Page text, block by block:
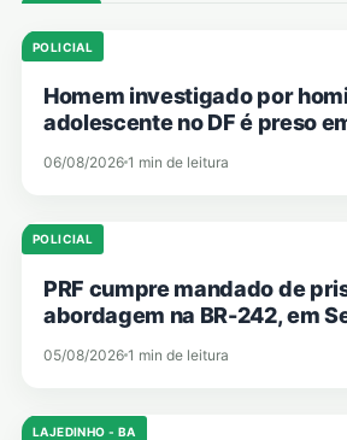
POLICIAL
Homem investigado por
adolescente no DF é preso
06/08/2026 1 min de leitura
POLICIAL
PRF cumpre mandado de
abordagem na BR-242, em
05/08/2026 1 min de leitura
LAJEDINHO - BA